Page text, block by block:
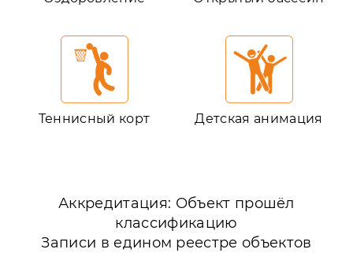
Теннисный корт Детская анимация
Аккредитация: Объект прошёл
классификацию
Записи в едином реестре объектов